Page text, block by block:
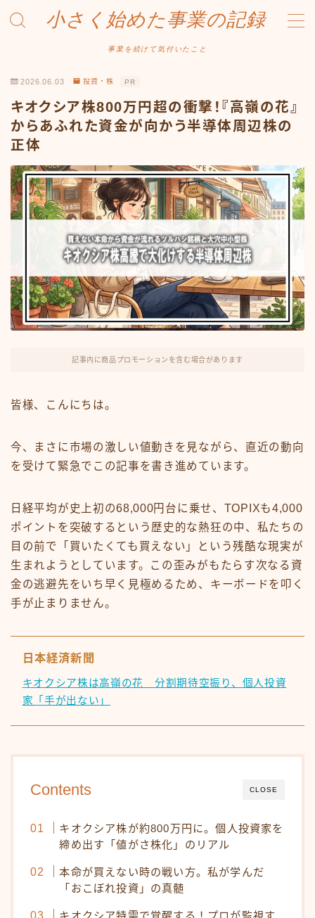
小さく始めた事業の記録
事業を続けて気付いたこと
Amazonせどり
出品ノウハウ
フリマ物販
Yahoo出品
メルカリ販売
投資・株
FX・仮想通貨
リスキング・ラーニング
2026.06.03 投資・株 PR
キオクシア株800万円超の衝撃！『高嶺の花』
からあふれた資金が向かう半導体周辺株の
正体
記事内に商品プロモーションを含む場合があります
皆様、こんにちは。
今、まさに市場の激しい値動きを見ながら、直近の動向
を受けて緊急でこの記事を書き進めています。
日経平均が史上初の68,000円台に乗せ、TOPIXも4,000
ポイントを突破するという歴史的な熱狂の中、私たちの
目の前で「買いたくても買えない」という残酷な現実が
生まれようとしています。この歪みがもたらす次なる資
金の逃避先をいち早く見極めるため、キーボードを叩く
手が止まりません。
日本経済新聞
キオクシア株は高嶺の花 分割期待空振り、個人投資
家「手が出ない」
CLOSE
Contents
キオクシア株が約800万円に。個人投資家を
締め出す「値がさ株化」のリアル
本命が買えない時の戦い方。私が学んだ
「おこぼれ投資」の真髄
キオクシア特需で覚醒する！プロが監視す